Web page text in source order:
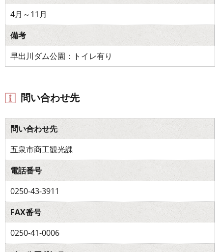
4月～11月
備考
早出川ダム公園：トイレ有り
問い合わせ先
問い合わせ先
五泉市商工観光課
電話番号
0250-43-3911
FAX番号
0250-41-0006